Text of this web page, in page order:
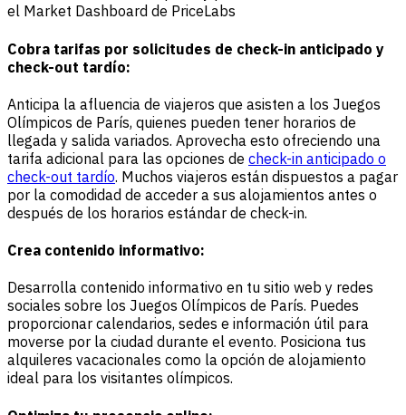
el Market Dashboard de PriceLabs
Cobra tarifas por solicitudes de check-in anticipado y
check-out tardío:
Anticipa la afluencia de viajeros que asisten a los Juegos
Olímpicos de París, quienes pueden tener horarios de
llegada y salida variados. Aprovecha esto ofreciendo una
tarifa adicional para las opciones de check-in anticipado o
check-out tardío. Muchos viajeros están dispuestos a pagar
por la comodidad de acceder a sus alojamientos antes o
después de los horarios estándar de check-in.
Crea contenido informativo:
Desarrolla contenido informativo en tu sitio web y redes
sociales sobre los Juegos Olímpicos de París. Puedes
proporcionar calendarios, sedes e información útil para
moverse por la ciudad durante el evento. Posiciona tus
alquileres vacacionales como la opción de alojamiento
ideal para los visitantes olímpicos.